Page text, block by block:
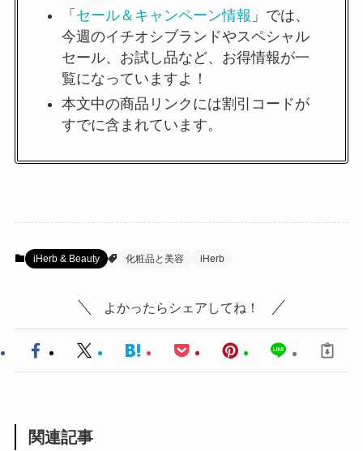
「 セール＆キャンペーン情報 」では、
今週のイチオシブランドやスペシャル
セール、お試し品など、お得情報が一
覧になっていますよ！
本文中の商品リンクには割引コードが
すでに含まれています。
iHerb & Beauty 化粧品と美容 iHerb
よかったらシェアしてね！
関連記事